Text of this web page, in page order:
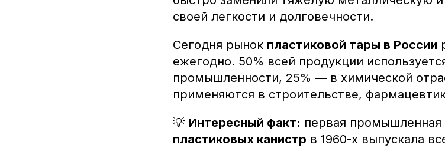
своей легкости и долговечности.
Сегодня рынок пластиковой тары в России
ежегодно. 50% всей продукции
промышленности, 25% — в химической
применяются в строительстве,
💡 Интересный факт: первая промышленная
пластиковых канистр в 1960-х выпускала